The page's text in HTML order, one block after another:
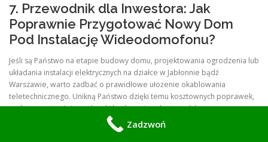
7. Przewodnik dla Inwestora: Jak
Poprawnie Przygotować Nowy Dom
Pod Instalację Wideodomofonu?
Jeśli są Państwo na etapie budowy domu, projektowania ogrodzenia lub
układania instalacji elektrycznych na działce w Jabłonnie bądź
Warszawie, warto zadbać o prawidłowe ułożenie okablowania
teletechnicznego. Unikną Państwo dzięki temu kosztownych poprawek,
rozkopywania ułożonej kostki brukowej czy kucia tynków.
Zawsze stosuj odpowiedni kabel w gruncie:
Zadzwoń